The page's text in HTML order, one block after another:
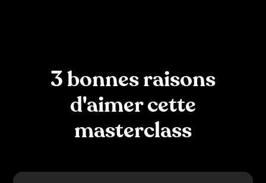
3 bonnes raisons
d'aimer cette
masterclass